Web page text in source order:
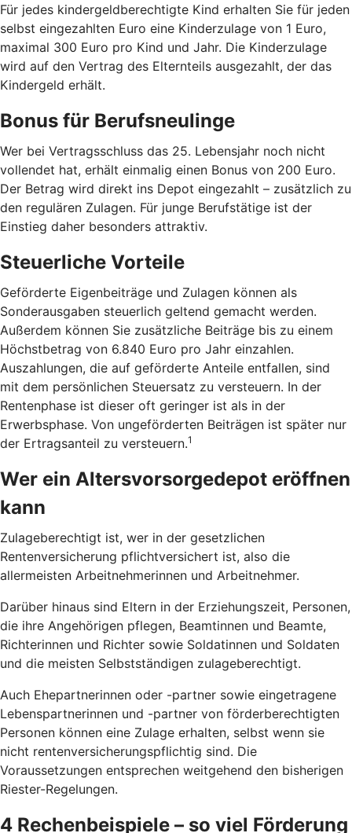
Für jedes kindergeldberechtigte Kind erhalten Sie für jeden
selbst eingezahlten Euro eine Kinderzulage von 1 Euro,
maximal 300 Euro pro Kind und Jahr. Die Kinderzulage
wird auf den Vertrag des Elternteils ausgezahlt, der das
Kindergeld erhält.
Bonus für Berufsneulinge
Wer bei Vertragsschluss das 25. Lebensjahr noch nicht
vollendet hat, erhält einmalig einen Bonus von 200 Euro.
Der Betrag wird direkt ins Depot eingezahlt – zusätzlich zu
den regulären Zulagen. Für junge Berufstätige ist der
Einstieg daher besonders attraktiv.
Steuerliche Vorteile
Geförderte Eigenbeiträge und Zulagen können als
Sonderausgaben steuerlich geltend gemacht werden.
Außerdem können Sie zusätzliche Beiträge bis zu einem
Höchstbetrag von 6.840 Euro pro Jahr einzahlen.
Auszahlungen, die auf geförderte Anteile entfallen, sind
mit dem persönlichen Steuersatz zu versteuern. In der
Rentenphase ist dieser oft geringer ist als in der
Erwerbsphase. Von ungeförderten Beiträgen ist später nur
der Ertragsanteil zu versteuern.1
Wer ein Altersvorsorgedepot eröffnen
kann
Zulageberechtigt ist, wer in der gesetzlichen
Rentenversicherung pflichtversichert ist, also die
allermeisten Arbeitnehmerinnen und Arbeitnehmer.
Darüber hinaus sind Eltern in der Erziehungszeit, Personen,
die ihre Angehörigen pflegen, Beamtinnen und Beamte,
Richterinnen und Richter sowie Soldatinnen und Soldaten
und die meisten Selbstständigen zulageberechtigt.
Auch Ehepartnerinnen oder -partner sowie eingetragene
Lebenspartnerinnen und -partner von förderberechtigten
Personen können eine Zulage erhalten, selbst wenn sie
nicht rentenversicherungspflichtig sind. Die
Voraussetzungen entsprechen weitgehend den bisherigen
Riester-Regelungen.
4 Rechenbeispiele – so viel Förderung